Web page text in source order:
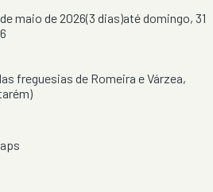
maio de 2026(3 dias)atédomingo, 31
freguesias de Romeira e Várzea,